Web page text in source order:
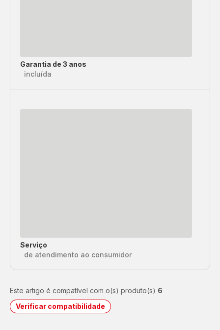
Garantia de 3 anos
incluída
Serviço
de atendimento ao consumidor
Este artigo é compatível com o(s) produto(s) 6
Verificar compatibilidade